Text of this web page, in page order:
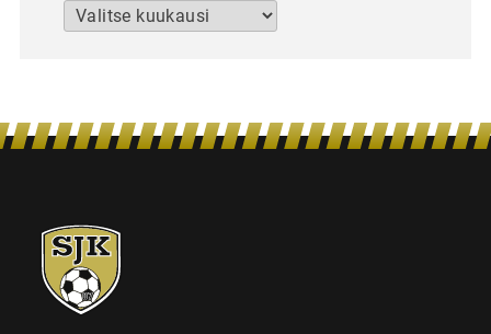
Arkistot
SJK-
juniorit